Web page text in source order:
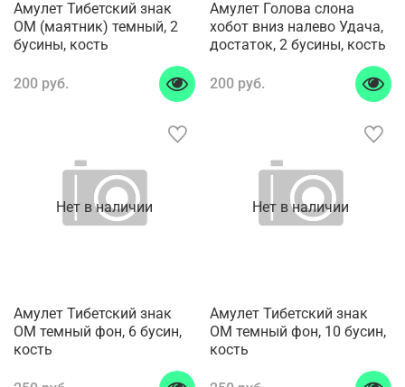
Амулет Тибетский знак
ОМ (маятник) темный, 2
бусины, кость
200 руб.
Амулет Голова слона
хобот вниз налево Удача,
достаток, 2 бусины, кость
200 руб.
Нет в наличии
Амулет Тибетский знак
ОМ темный фон, 6 бусин,
кость
Нет в наличии
Амулет Тибетский знак
ОМ темный фон, 10 бусин,
кость